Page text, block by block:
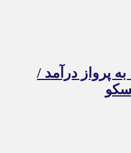
پرواز درآمد /